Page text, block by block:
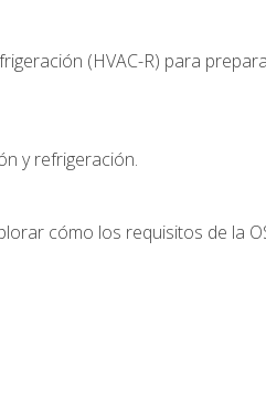
(HVAC-R) para
y refrigeración.
cómo los requisitos de la